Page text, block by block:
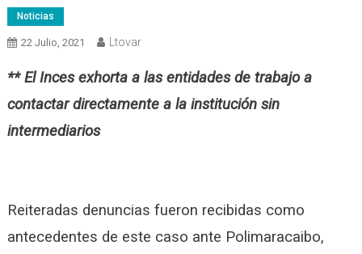
Noticias
22 Julio, 2021 Ltovar
** El Inces exhorta a las entidades de trabajo a
contactar directamente a la institución sin
intermediarios
Reiteradas denuncias fueron recibidas como
antecedentes de este caso ante Polimaracaibo,